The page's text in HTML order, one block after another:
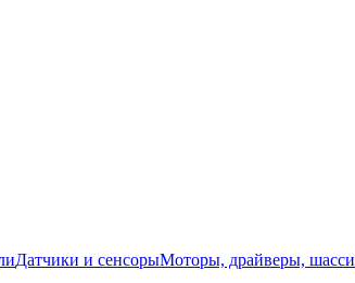
Датчики и сенсорыМоторы, драйверы, шасси